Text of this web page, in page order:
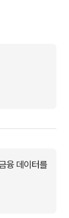
융 데이터를